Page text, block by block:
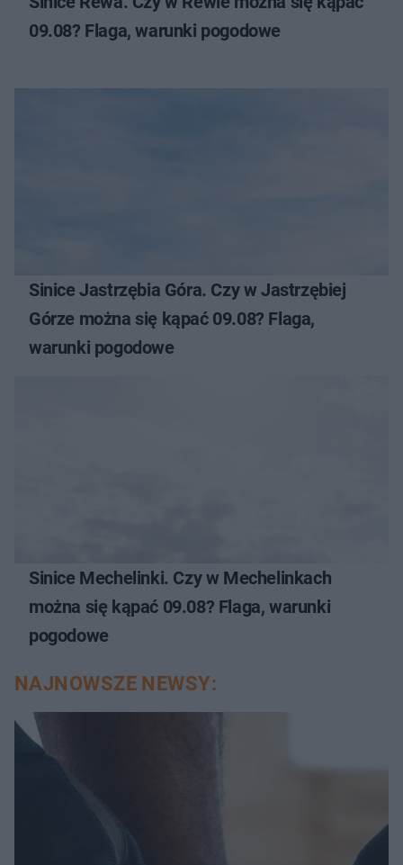
09.08? Flaga, warunki pogodowe
Sinice Jastrzębia Góra. Czy w Jastrzębiej
Górze można się kąpać 09.08? Flaga,
warunki pogodowe
Sinice Mechelinki. Czy w Mechelinkach
można się kąpać 09.08? Flaga, warunki
pogodowe
NAJNOWSZE NEWSY: